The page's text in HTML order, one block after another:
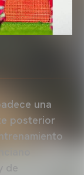
una
posterior